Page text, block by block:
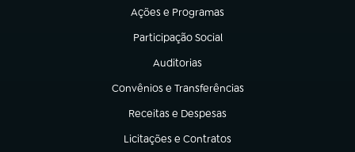
Ações e Programas
(abre em nova aba)
Participação Social
(abre em nova aba)
Auditorias
(abre em nova aba)
Convênios e Transferências
(abre em nova aba)
Receitas e Despesas
(abre em nova aba)
Licitações e Contratos
(abre em nova aba)